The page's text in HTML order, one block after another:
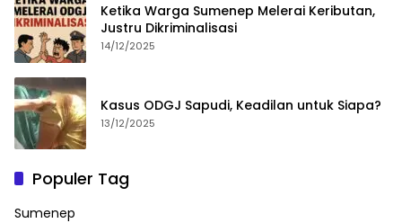
Ketika Warga Sumenep Melerai Keributan,
Justru Dikriminalisasi
14/12/2025
Kasus ODGJ Sapudi, Keadilan untuk Siapa?
13/12/2025
Populer Tag
Sumenep